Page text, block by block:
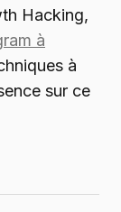
Hacking,
à
à
sur ce